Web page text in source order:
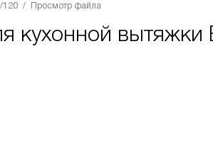
120 Просмотр файла
кухонной